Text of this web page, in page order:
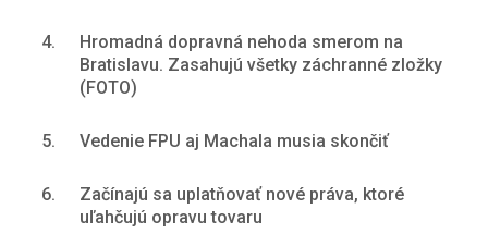
4.
Hromadná dopravná nehoda smerom na
Bratislavu. Zasahujú všetky záchranné zložky
(FOTO)
5. Vedenie FPU aj Machala musia skončiť
6.
Začínajú sa uplatňovať nové práva, ktoré
uľahčujú opravu tovaru